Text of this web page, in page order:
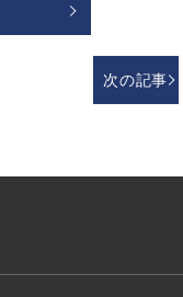
次の記事